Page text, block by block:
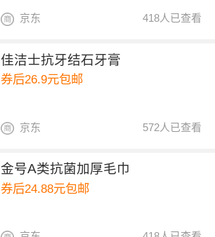
418人已查看
京东
佳洁士抗牙结石牙膏
券后26.9元包邮
572人已查看
京东
金号A类抗菌加厚毛巾
券后24.88元包邮